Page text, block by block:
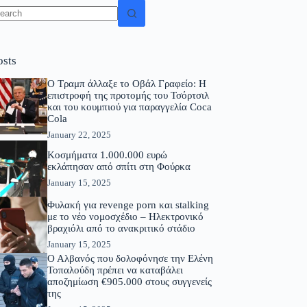
Ο Τραμπ άλλαξε το Οβάλ Γραφείο: Η
επιστροφή της προτομής του Τσόρτσιλ
και του κουμπιού για παραγγελία Coca
Cola
January 22, 2025
Κοσμήματα 1.000.000 ευρώ
εκλάπησαν από σπίτι στη Φούρκα
January 15, 2025
Φυλακή για revenge porn και stalking
με το νέο νομοσχέδιο – Ηλεκτρονικό
βραχιόλι από το ανακριτικό στάδιο
January 15, 2025
Ο Αλβανός που δολοφόνησε την Ελένη
Τοπαλούδη πρέπει να καταβάλει
αποζημίωση €905.000 στους συγγενείς
της